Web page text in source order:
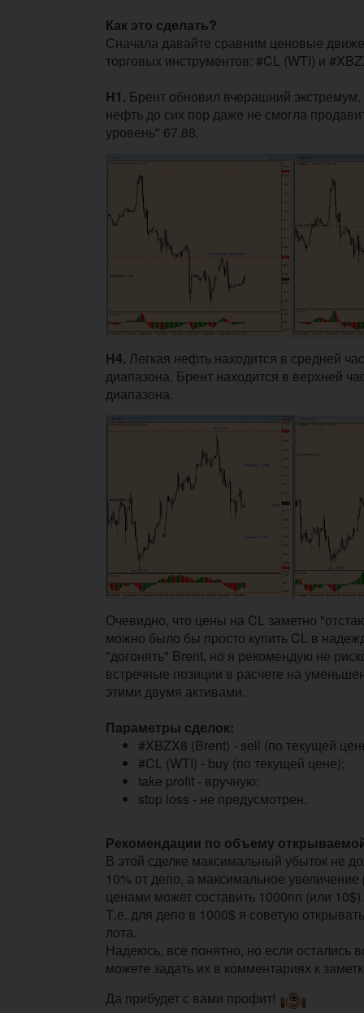
Как это сделать?
Сначала давайте сравним ценовые
торговых инструментов: #CL (WTI) и
Н1. Брент обновил вчерашний экстремум,
нефть до сих пор даже не смогла
уровень" 67.88.
Н4. Легкая нефть находится в средней
диапазона. Брент находится в верхней
диапазона.
Очевидно, что цены на CL заметно
можно было бы просто купить CL в
"догонять" Brent, но я рекомендую не
встречные позиции в расчете на
этими двумя активами.
Параметры сделок:
#XBZX8 (Brent) - sell (по текущей
#CL (WTI) - buy (по текущей цене);
take profit - вручную;
stop loss - не предусмотрен.
Рекомендации по объему
В этой сделке максимальный убыток не
10% от депо, а максимальное
ценами может составить 1000пп (или 10$).
Т.е. для депо в 1000$ я советую
лота.
Надеюсь, все понятно, но если остались
можете задать их в комментариях к
Да прибудет с вами профит!